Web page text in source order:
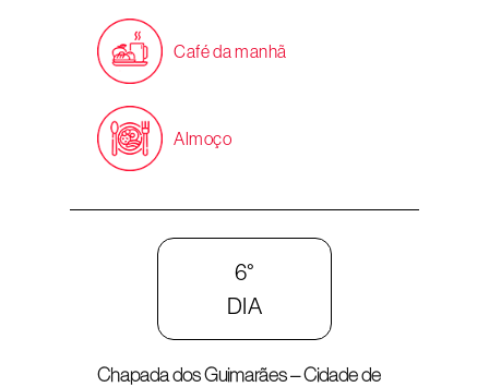
Café da manhã
Almoço
6°
DIA
Chapada dos Guimarães – Cidade de